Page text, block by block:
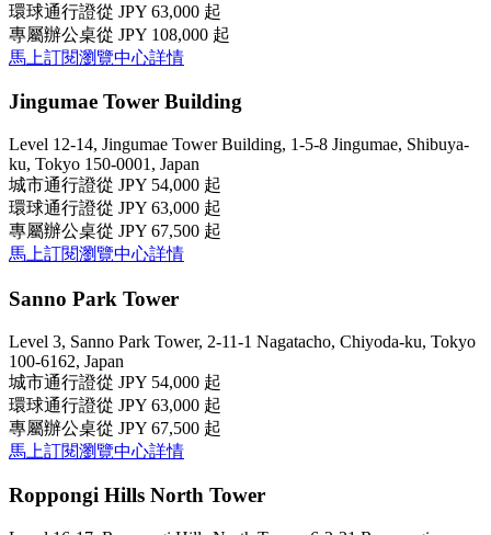
環球通行證從 JPY 63,000 起
專屬辦公桌從 JPY 108,000 起
馬上訂閱瀏覽中心詳情
Jingumae Tower Building
Level 12-14, Jingumae Tower Building, 1-5-8 Jingumae, Shibuya-
ku, Tokyo 150-0001, Japan
城市通行證從 JPY 54,000 起
環球通行證從 JPY 63,000 起
專屬辦公桌從 JPY 67,500 起
馬上訂閱瀏覽中心詳情
Sanno Park Tower
Level 3, Sanno Park Tower, 2-11-1 Nagatacho, Chiyoda-ku, Tokyo
100-6162, Japan
城市通行證從 JPY 54,000 起
環球通行證從 JPY 63,000 起
專屬辦公桌從 JPY 67,500 起
馬上訂閱瀏覽中心詳情
Roppongi Hills North Tower